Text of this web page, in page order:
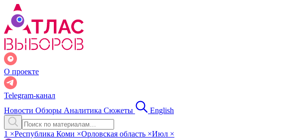
О проекте
Telegram-канал
Новости Обзоры Аналитика Сюжеты English
1 ×Республика Коми ×Орловская область ×Июл ×